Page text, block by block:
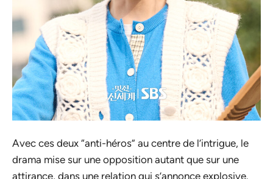
Avec ces deux “anti-héros” au centre de l’intrigue, le
drama mise sur une opposition autant que sur une
attirance, dans une relation qui s’annonce explosive.